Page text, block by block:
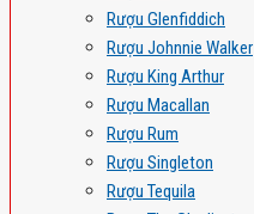
Rượu Glenfiddich
Rượu Johnnie Walker
Rượu King Arthur
Rượu Macallan
Rượu Rum
Rượu Singleton
Rượu Tequila